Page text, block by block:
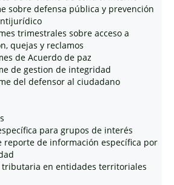
sobre defensa pública y prevención
trimestrales sobre acceso a
quejas y reclamos
de Acuerdo de paz
de gestion de integridad
del defensor al ciudadano
para grupos de interés
reporte de información específica por
tributaria en entidades territoriales